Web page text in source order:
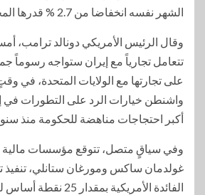
الشهر نفسه انخفاضا من 2.7 % قدرها المحللون.
وقال الرئيس الأمريكي دونالد ترامب،
على تجارتها مع الولايات المتحدة، في
واشنطن خيارات الرد على التطورات في
أكبر احتجاجات مناهضة للحكومة منذ
وفي سياقٍ متصل، تتوقع مؤسسات مالية
غولدمان ساكس ومورغان ستانلي،
الفائدة الأمريكية